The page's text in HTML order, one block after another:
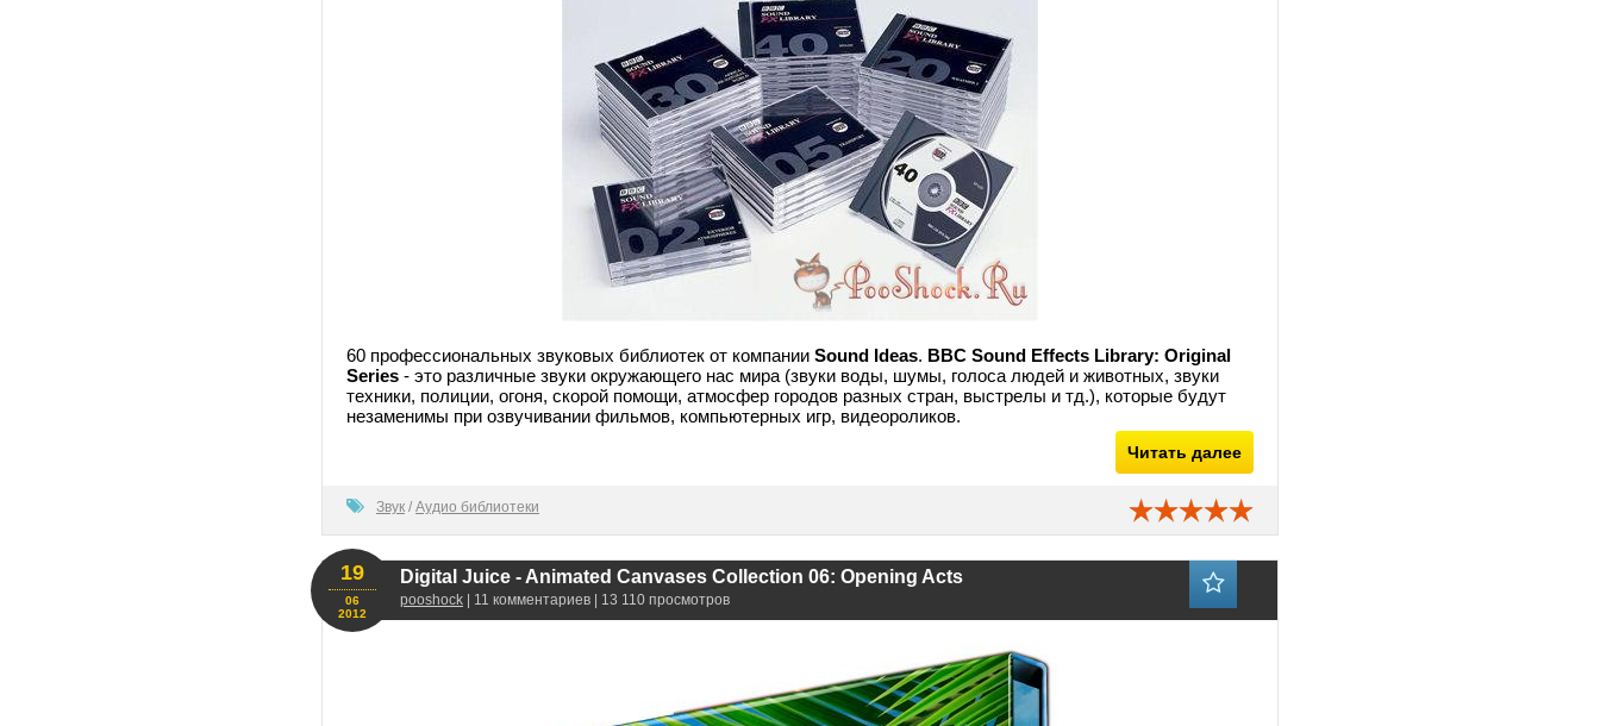
60 профессиональных звуковых библиотек от компании Sound Ideas. BBC Sound Effects Library: Original
Series - это различные звуки окружающего нас мира (звуки воды, шумы, голоса людей и животных, звуки
техники, полиции, огоня, скорой помощи, атмосфер городов разных стран, выстрелы и тд.), которые будут
незаменимы при озвучивании фильмов, компьютерных игр, видеороликов.
Читать далее
Звук / Аудио библиотеки
Digital Juice - Animated Canvases Collection 06: Opening Acts
pooshock | 11 комментариев | 13 110 просмотров
19
06
2012